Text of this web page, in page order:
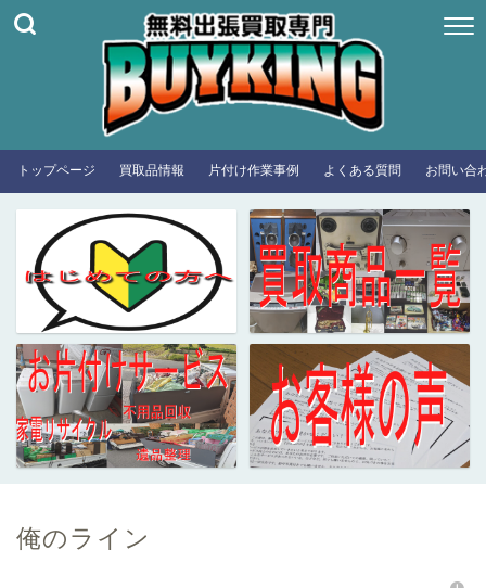
トップページ 買取品情報 片付け作業事例 よくある質問 お問い合
俺のライン